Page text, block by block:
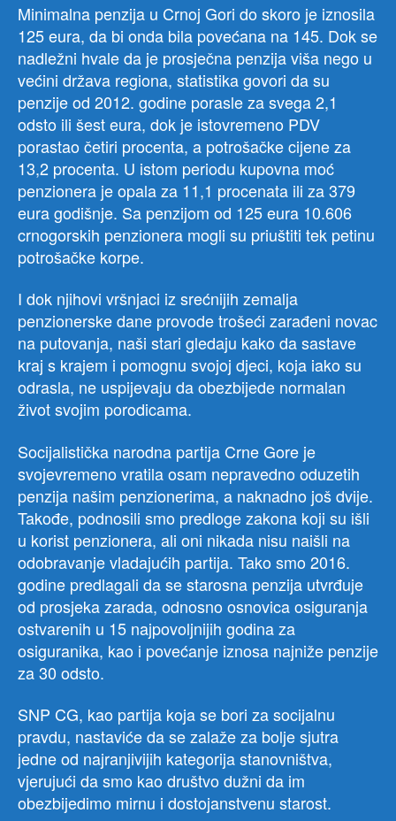
Minimalna penzija u Crnoj Gori do skoro je iznosila
125 eura, da bi onda bila povećana na 145. Dok se
nadležni hvale da je prosječna penzija viša nego u
većini država regiona, statistika govori da su
penzije od 2012. godine porasle za svega 2,1
odsto ili šest eura, dok je istovremeno PDV
porastao četiri procenta, a potrošačke cijene za
13,2 procenta. U istom periodu kupovna moć
penzionera je opala za 11,1 procenata ili za 379
eura godišnje. Sa penzijom od 125 eura 10.606
crnogorskih penzionera mogli su priuštiti tek petinu
potrošačke korpe.
I dok njihovi vršnjaci iz srećnijih zemalja
penzionerske dane provode trošeći zarađeni novac
na putovanja, naši stari gledaju kako da sastave
kraj s krajem i pomognu svojoj djeci, koja iako su
odrasla, ne uspijevaju da obezbijede normalan
život svojim porodicama.
Socijalistička narodna partija Crne Gore je
svojevremeno vratila osam nepravedno oduzetih
penzija našim penzionerima, a naknadno još dvije.
Takođe, podnosili smo predloge zakona koji su išli
u korist penzionera, ali oni nikada nisu naišli na
odobravanje vladajućih partija. Tako smo 2016.
godine predlagali da se starosna penzija utvrđuje
od prosjeka zarada, odnosno osnovica osiguranja
ostvarenih u 15 najpovoljnijih godina za
osiguranika, kao i povećanje iznosa najniže penzije
za 30 odsto.
SNP CG, kao partija koja se bori za socijalnu
pravdu, nastaviće da se zalaže za bolje sjutra
jedne od najranjivijih kategorija stanovništva,
vjerujući da smo kao društvo dužni da im
obezbijedimo mirnu i dostojanstvenu starost.